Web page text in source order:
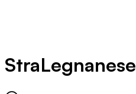
StraLegnanese